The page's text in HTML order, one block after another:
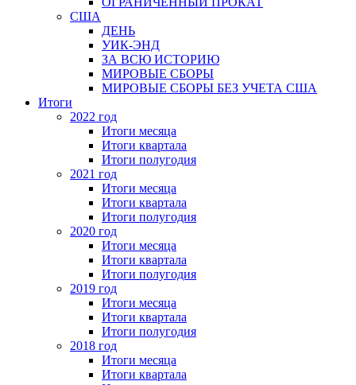
США
ДЕНЬ
УИК-ЭНД
ЗА ВСЮ ИСТОРИЮ
МИРОВЫЕ СБОРЫ
МИРОВЫЕ СБОРЫ БЕЗ УЧЕТА США
Итоги
2022 год
Итоги месяца
Итоги квартала
Итоги полугодия
2021 год
Итоги месяца
Итоги квартала
Итоги полугодия
2020 год
Итоги месяца
Итоги квартала
Итоги полугодия
2019 год
Итоги месяца
Итоги квартала
Итоги полугодия
2018 год
Итоги месяца
Итоги квартала